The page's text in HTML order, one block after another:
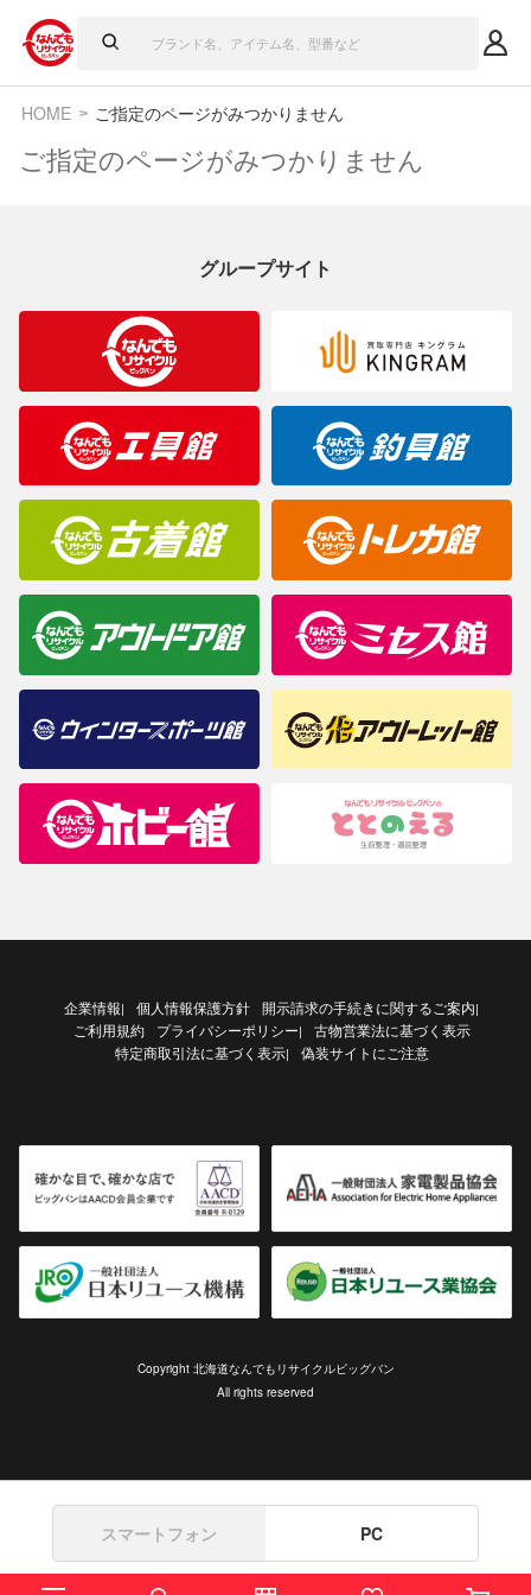
HOME ご指定のページがみつかりません
ご指定のページがみつかりません
グループサイト
企業情報| 個人情報保護方針 開示請求の手続きに関するご案内|
ご利用規約 プライバシーポリシー|
古物営業法に基づく表示
特定商取引法に基づく表示| 偽装サイトにご注意
Copyright 北海道なんでもリサイクルビッグバン
All rights reserved
スマートフォン PC